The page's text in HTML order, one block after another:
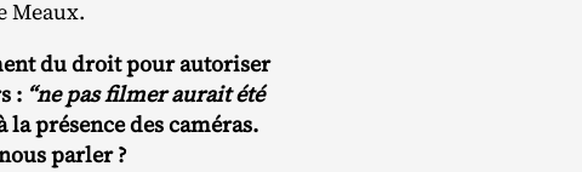
Meaux.
du droit pour autoriser
: “ne pas filmer aurait été
la présence des caméras.
parler ?